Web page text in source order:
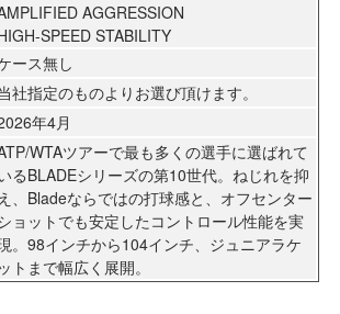
AGGRESSION
SPEED STABILITY
ース無し
社指定のものよりお選び頂けます。
年4月
WTAツアーで最も多くの選手に選ばれて
るBLADEシリーズの第10世代。ねじれを抑
え、Bladeならではの打球感と、オフセンター
ョットでも安定したコントロール性能を実
。98インチから104インチ、ジュニアラケ
ットまで幅広く展開。